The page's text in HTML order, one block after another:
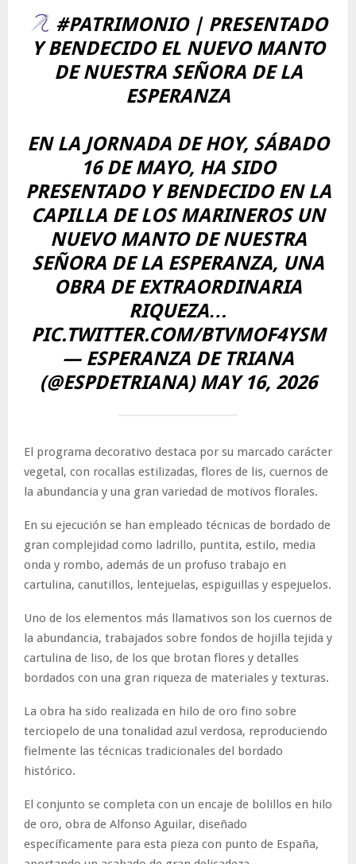
#PATRIMONIO| PRESENTADO
Y BENDECIDO EL NUEVO MANTO
DE NUESTRA SEÑORA DE LA
ESPERANZA
EN LA JORNADA DE HOY, SÁBADO
16 DE MAYO, HA SIDO
PRESENTADO Y BENDECIDO EN LA
CAPILLA DE LOS MARINEROS UN
NUEVO MANTO DE NUESTRA
SEÑORA DE LA ESPERANZA, UNA
OBRA DE EXTRAORDINARIA
RIQUEZA…
PIC.TWITTER.COM/BTVMOF4YSM
— ESPERANZA DE TRIANA
(@ESPDETRIANA) MAY 16, 2026
El programa decorativo destaca por su marcado carácter
vegetal, con rocallas estilizadas, flores de lis, cuernos de
la abundancia y una gran variedad de motivos florales.
En su ejecución se han empleado técnicas de bordado de
gran complejidad como ladrillo, puntita, estilo, media
onda y rombo, además de un profuso trabajo en
cartulina, canutillos, lentejuelas, espiguillas y espejuelos.
Uno de los elementos más llamativos son los cuernos de
la abundancia, trabajados sobre fondos de hojilla tejida y
cartulina de liso, de los que brotan flores y detalles
bordados con una gran riqueza de materiales y texturas.
La obra ha sido realizada en hilo de oro fino sobre
terciopelo de una tonalidad azul verdosa, reproduciendo
fielmente las técnicas tradicionales del bordado
histórico.
El conjunto se completa con un encaje de bolillos en hilo
de oro, obra de Alfonso Aguilar, diseñado
específicamente para esta pieza con punto de España,